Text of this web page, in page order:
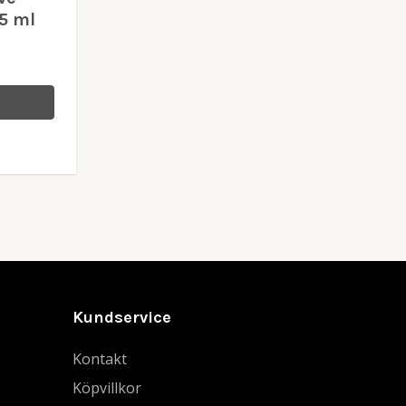
ml
Kundservice
Kontakt
Köpvillkor